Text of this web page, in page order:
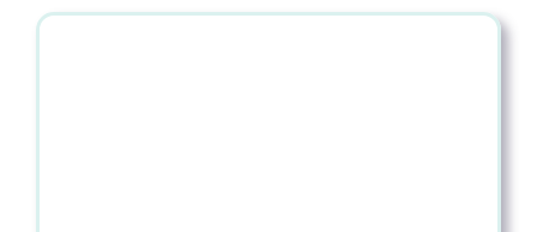
Personaliza y encarga